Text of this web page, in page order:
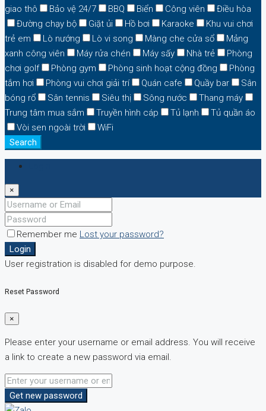
giao thô
Bảo vệ 24/7 BBQ Biển Công viên
Điều hòa
Đường chạy bộ
Giặt ủi Hồ bơi Karaoke
Khu vui chơi
trẻ em
Lò nướng Lò vi song Màng che cửa sổ
Mảng
xanh công viên
Máy rửa chén Máy sấy Nhà trẻ
Phòng
chơi golf
Phòng gym Phòng sinh hoạt cộng đồng
Phòng
tắm hơi
Phòng vui chơi giải trí Quán cafe Quầy bar
Sân
bóng rổ
Sân tennis Siêu thị Sông nước
Thang máy
Trung tâm mua sắm
Truyền hình cáp Tủ lạnh
Tủ quần áo
Vòi sen ngoài trời
WiFi
Search
×
Remember me Lost your password?
Login
User registration is disabled for demo purpose.
Reset Password
×
Please enter your username or email address. You will receive
a link to create a new password via email.
Get new password